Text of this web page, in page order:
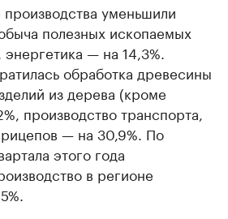
уменьшили
полезных ископаемых
энергетика — на 14,3%.
обработка древесины
из дерева (кроме
производство транспорта,
— на 30,9%. По
этого года
в регионе